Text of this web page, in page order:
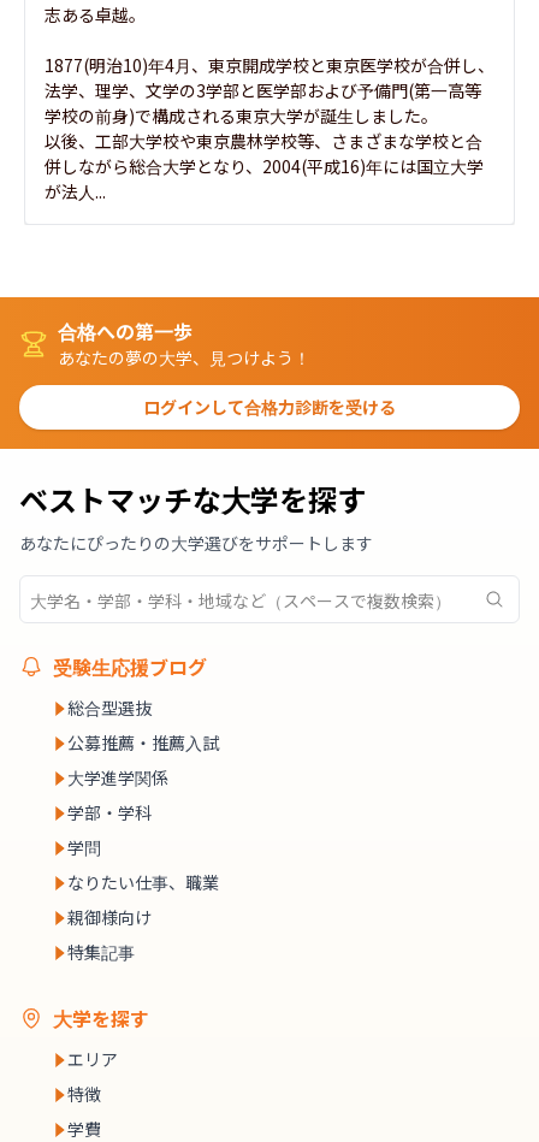
志ある卓越。
1877(明治10)年4月、東京開成学校と東京医学校が合併し、
法学、理学、文学の3学部と医学部および予備門(第一高等
学校の前身)で構成される東京大学が誕生しました。
以後、工部大学校や東京農林学校等、さまざまな学校と合
併しながら総合大学となり、2004(平成16)年には国立大学
が法人...
合格への第一歩
あなたの夢の大学、見つけよう！
ログインして合格力診断を受ける
ベストマッチな大学を探す
あなたにぴったりの大学選びをサポートします
受験生応援ブログ
総合型選抜
公募推薦・推薦入試
大学進学関係
学部・学科
学問
なりたい仕事、職業
親御様向け
特集記事
大学を探す
エリア
特徴
学費